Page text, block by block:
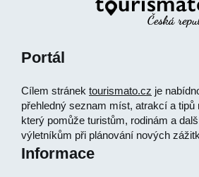
Portál
Cílem stránek tourismato.cz je
přehledný seznam míst, atrakcí a tipů
který pomůže turistům, rodinám a
výletníkům při plánování nových
Informace